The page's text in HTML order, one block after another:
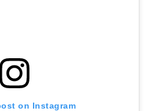
on Instagram